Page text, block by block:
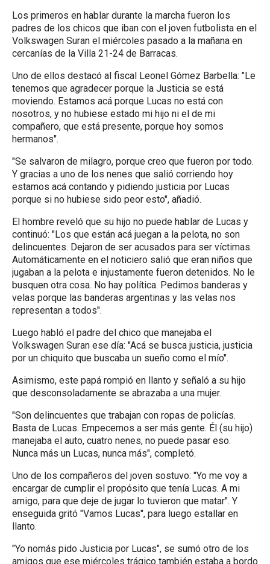
Los primeros en hablar durante la marcha fueron los
padres de los chicos que iban con el joven futbolista en el
Volkswagen Suran el miércoles pasado a la mañana en
cercanías de la Villa 21-24 de Barracas.
Uno de ellos destacó al fiscal Leonel Gómez Barbella: "Le
tenemos que agradecer porque la Justicia se está
moviendo. Estamos acá porque Lucas no está con
nosotros, y no hubiese estado mi hijo ni el de mi
compañero, que está presente, porque hoy somos
hermanos".
"Se salvaron de milagro, porque creo que fueron por todo.
Y gracias a uno de los nenes que salió corriendo hoy
estamos acá contando y pidiendo justicia por Lucas
porque si no hubiese sido peor esto", añadió.
El hombre reveló que su hijo no puede hablar de Lucas y
continuó: "Los que están acá juegan a la pelota, no son
delincuentes. Dejaron de ser acusados para ser víctimas.
Automáticamente en el noticiero salió que eran niños que
jugaban a la pelota e injustamente fueron detenidos. No le
busquen otra cosa. No hay política. Pedimos banderas y
velas porque las banderas argentinas y las velas nos
representan a todos".
Luego habló el padre del chico que manejaba el
Volkswagen Suran ese día: "Acá se busca justicia, justicia
por un chiquito que buscaba un sueño como el mío".
Asimismo, este papá rompió en llanto y señaló a su hijo
que desconsoladamente se abrazaba a una mujer.
"Son delincuentes que trabajan con ropas de policías.
Basta de Lucas. Empecemos a ser más gente. Él (su hijo)
manejaba el auto, cuatro nenes, no puede pasar eso.
Nunca más un Lucas, nunca más", completó.
Uno de los compañeros del joven sostuvo: "Yo me voy a
encargar de cumplir el propósito que tenía Lucas. A mi
amigo, para que deje de jugar lo tuvieron que matar". Y
enseguida gritó "Vamos Lucas", para luego estallar en
llanto.
"Yo nomás pido Justicia por Lucas", se sumó otro de los
amigos que ese miércoles trágico también estaba a bordo